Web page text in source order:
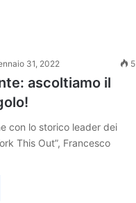
31, 2022 5
ascoltiamo il
con lo storico leader dei
This Out”, Francesco